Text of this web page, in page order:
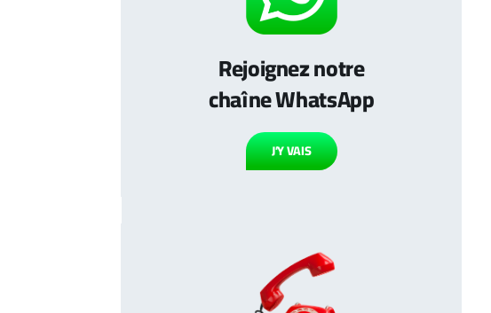
Rejoignez notre
chaîne WhatsApp
J’Y VAIS